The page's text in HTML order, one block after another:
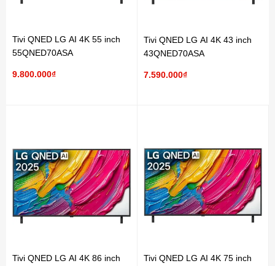
Tivi QNED LG AI 4K 55 inch
55QNED70ASA
9.800.000₫
Tivi QNED LG AI 4K 43 inch
43QNED70ASA
7.590.000₫
Tivi QNED LG AI 4K 86 inch
Tivi QNED LG AI 4K 75 inch